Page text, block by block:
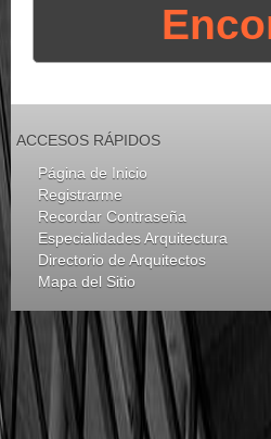
ACCESOS RÁPIDOS
Página de Inicio
Registrarme
Recordar Contraseña
Especialidades Arquitectura
Directorio de Arquitectos
Mapa del Sitio